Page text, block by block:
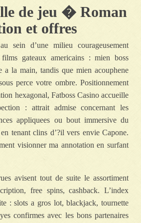
de jeu � Roman
et offres
sein d’une milieu courageusement
gateaux americains : mien boss
a la main, tandis que mien acouphene
perce votre ombre. Positionnement
hexagonal, Fatboss Casino accueille
: attrait admise concernant les
appliquees ou bout immersive du
tenant clins d’?il vers envie Capone.
visionner ma annotation en surfant
avisent tout de suite le assortiment
free spins, cashback. L’index
: slots a gros lot, blackjack, tournette
confirmes avec les bons partenaires